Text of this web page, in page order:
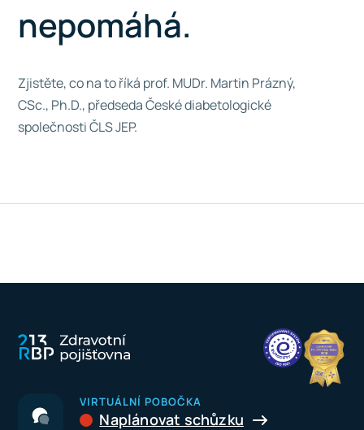
nepomáhá.
Zjistěte, co na to říká prof. MUDr. Martin Prázný,
CSc., Ph.D., předseda České diabetologické
společnosti ČLS JEP.
VIRTUÁLNÍ POBOČKA
Naplánovat schůzku